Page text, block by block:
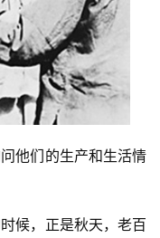
他们的生产和生活情
候，正是秋天，老百